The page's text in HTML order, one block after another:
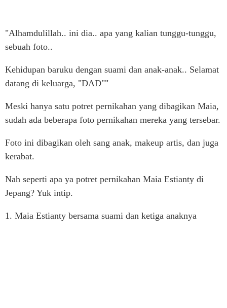
"Alhamdulillah.. ini dia.. apa yang kalian tunggu-tunggu,
sebuah foto..
Kehidupan baruku dengan suami dan anak-anak.. Selamat
datang di keluarga, "DAD""
Meski hanya satu potret pernikahan yang dibagikan Maia,
sudah ada beberapa foto pernikahan mereka yang tersebar.
Foto ini dibagikan oleh sang anak, makeup artis, dan juga
kerabat.
Nah seperti apa ya potret pernikahan Maia Estianty di
Jepang? Yuk intip.
1. Maia Estianty bersama suami dan ketiga anaknya